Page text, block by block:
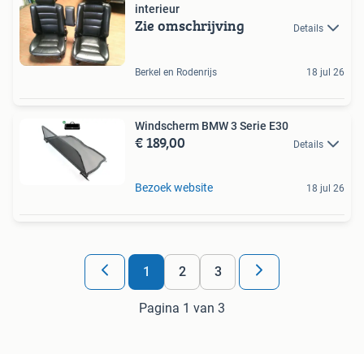
interieur
Zie omschrijving Details
Berkel en Rodenrijs 18 jul 26
Windscherm BMW 3 Serie E30
€ 189,00 Details
Bezoek website 18 jul 26
1 2 3
Pagina 1 van 3